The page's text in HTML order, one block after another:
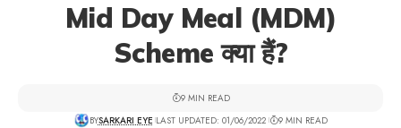
Mid Day Meal (MDM)
Scheme क्या हैं?
BYSARKARI EYE LAST UPDATED: 01/06/2022 9 MIN READ
9 MIN READ